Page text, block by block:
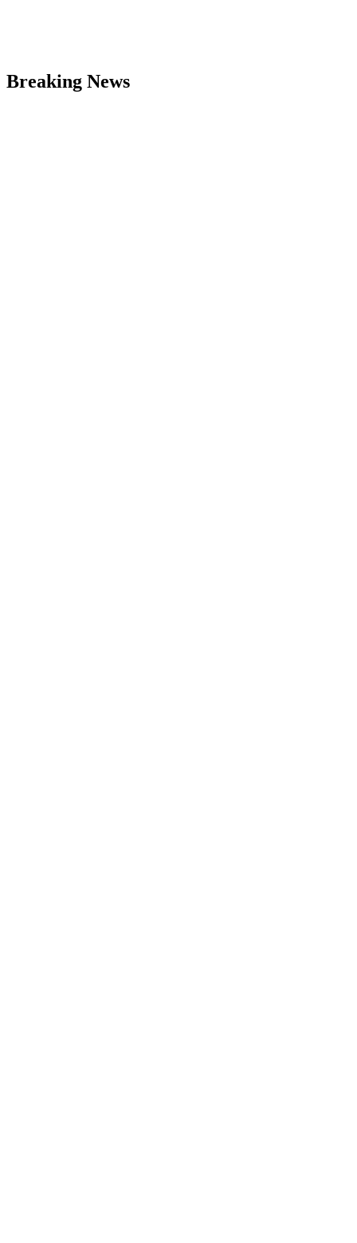
Breaking News